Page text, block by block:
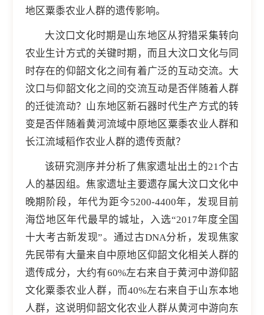
地区粟黍农业人群的遗传影响。
大汶口文化时期是山东地区从狩猎采集转向
农业生计方式的关键时期，而且大汶口文化与同
时存在的仰韶文化之间有着广泛的互动交流。大
汶口与仰韶文化之间的交流互动是否伴随着人群
的迁徙流动？山东地区新石器时代生产方式的转
变是否伴随着黄河流域中原地区粟黍农业人群和
长江流域稻作农业人群的遗传贡献？
该研究测序并分析了焦家遗址出土的21个古
人的基因组。焦家遗址主要遗存属大汶口文化中
晚期阶段，年代为距今5200-4400年，发现目前
海岱地区年代最早的城址，入选“2017年度全国
十大考古新发现”。通过古DNA分析，发现焦家
先民带有大量来自中原地区仰韶文化相关人群的
遗传成分，大约有60%左右来自于黄河中游仰韶
文化粟黍农业人群，而40%左右来自于山东本地
人群，这说明仰韶文化农业人群从黄河中游向东